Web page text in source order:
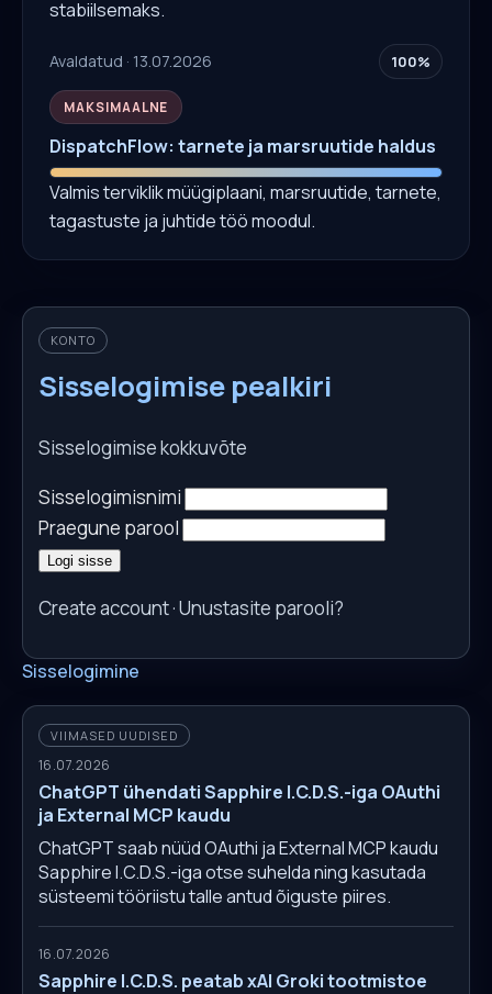
stabiilsemaks.
Avaldatud · 13.07.2026 100%
MAKSIMAALNE
DispatchFlow: tarnete ja marsruutide haldus
Valmis terviklik müügiplaani, marsruutide, tarnete,
tagastuste ja juhtide töö moodul.
KONTO
Sisselogimise pealkiri
Sisselogimise kokkuvõte
Sisselogimisnimi
Praegune parool
Logi sisse
Create account·Unustasite parooli?
Sisselogimine
VIIMASED UUDISED
16.07.2026
ChatGPT ühendati Sapphire I.C.D.S.-iga OAuthi
ja External MCP kaudu
ChatGPT saab nüüd OAuthi ja External MCP kaudu
Sapphire I.C.D.S.-iga otse suhelda ning kasutada
süsteemi tööriistu talle antud õiguste piires.
16.07.2026
Sapphire I.C.D.S. peatab xAI Groki tootmistoe